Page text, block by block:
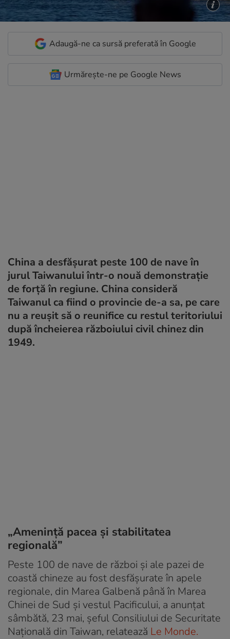
Adaugă-ne ca sursă preferată în Google
Urmărește-ne pe Google News
China a desfășurat peste 100 de nave în
jurul Taiwanului într-o nouă demonstrație
de forță în regiune. China consideră
Taiwanul ca fiind o provincie de-a sa, pe care
nu a reușit să o reunifice cu restul teritoriului
după încheierea războiului civil chinez din
1949.
„Amenință pacea și stabilitatea
regională”
Peste 100 de nave de război și ale pazei de
coastă chineze au fost desfășurate în apele
regionale, din Marea Galbenă până în Marea
Chinei de Sud și vestul Pacificului, a anunțat
sâmbătă, 23 mai, șeful Consiliului de Securitate
Națională din Taiwan, relatează Le Monde.